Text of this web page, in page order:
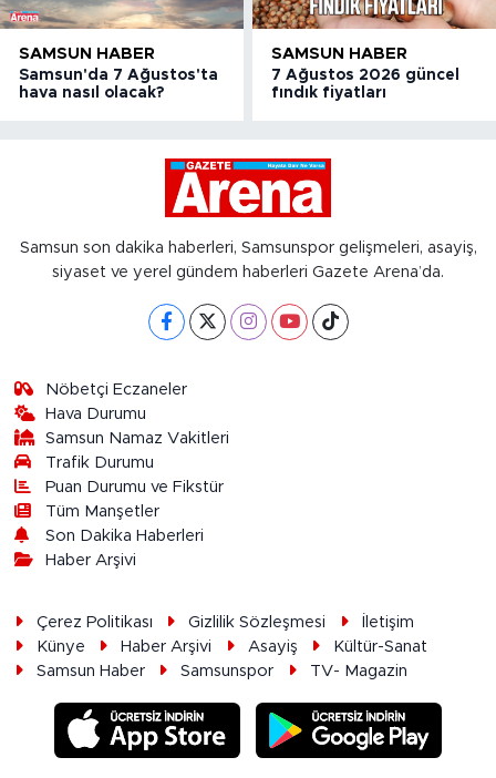
SAMSUN HABER
Samsun'da 7 Ağustos'ta
hava nasıl olacak?
SAMSUN HABER
7 Ağustos 2026 güncel
fındık fiyatları
Samsun son dakika haberleri, Samsunspor gelişmeleri, asayiş,
siyaset ve yerel gündem haberleri Gazete Arena’da.
Nöbetçi Eczaneler
Hava Durumu
Samsun Namaz Vakitleri
Trafik Durumu
Puan Durumu ve Fikstür
Tüm Manşetler
Son Dakika Haberleri
Haber Arşivi
Çerez Politikası Gizlilik Sözleşmesi
İletişim
Künye
Haber Arşivi Asayiş
Kültür-Sanat
Samsun Haber
Samsunspor TV- Magazin